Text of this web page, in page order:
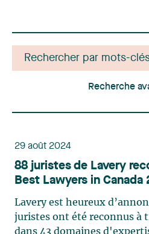
Recherche
29 août 2024
88 juristes de Lavery
Best Lawyers in Canada
Lavery est heureux
juristes ont été reconnus à
dans 43 domaines